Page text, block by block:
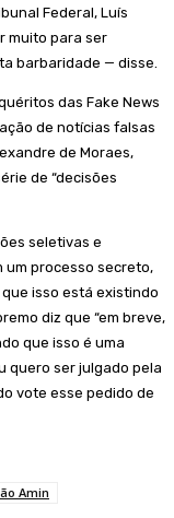
Federal, Luís
muito para ser
barbaridade — disse.
das Fake News
de notícias falsas
de Moraes,
de “decisões
seletivas e
um processo secreto,
isso está existindo
diz que “em breve,
que isso é uma
quero ser julgado pela
vote esse pedido de
Amin